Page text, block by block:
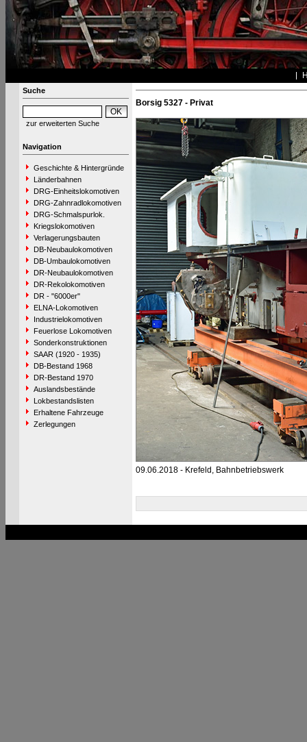
Suche
zur erweiterten Suche
Navigation
Geschichte & Hintergründe
Länderbahnen
DRG-Einheitslokomotiven
DRG-Zahnradlokomotiven
DRG-Schmalspurlok.
Kriegslokomotiven
Verlagerungsbauten
DB-Neubaulokomotiven
DB-Umbaulokomotiven
DR-Neubaulokomotiven
DR-Rekolokomotiven
DR - "6000er"
ELNA-Lokomotiven
Industrielokomotiven
Feuerlose Lokomotiven
Sonderkonstruktionen
SAAR (1920 - 1935)
DB-Bestand 1968
DR-Bestand 1970
Auslandsbestände
Lokbestandslisten
Erhaltene Fahrzeuge
Zerlegungen
Borsig 5327 - Privat
09.06.2018 - Krefeld, Bahnbetriebswerk